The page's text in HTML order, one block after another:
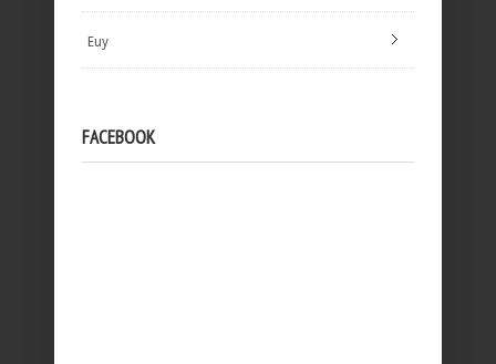
Euy
FACEBOOK